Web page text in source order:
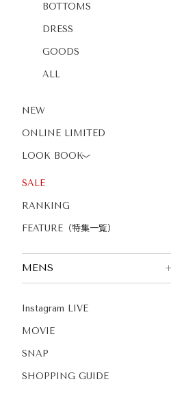
BOTTOMS
DRESS
GOODS
ALL
NEW
ONLINE LIMITED
LOOK BOOK〉
SALE
RANKING
FEATURE（特集一覧）
MENS
Instagram LIVE
MOVIE
SNAP
SHOPPING GUIDE